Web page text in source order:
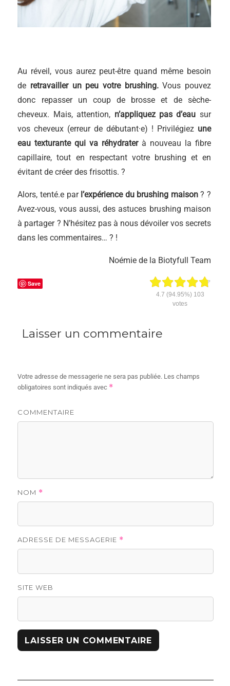
Au réveil, vous aurez peut-être quand même besoin
de retravailler un peu votre brushing.Vous pouvez
donc repasser un coup de brosse et de sèche-
cheveux. Mais, attention, n’appliquez pas d’eau sur
vos cheveux (erreur de débutant·e) ! Privilégiez une
eau texturante qui va réhydraterà nouveau la fibre
capillaire, tout en respectant votre brushing et en
évitant de créer des frisottis. ?
Alors, tenté.e par l’expérience du brushing maison? ?
Avez-vous, vous aussi, des astuces brushing maison
à partager ? N’hésitez pas à nous dévoiler vos secrets
dans les commentaires… ? !
Noémie de la Biotyfull Team
4.7 (94.95%) 103
votes
Save
Laisser un commentaire
Votre adresse de messagerie ne sera pas publiée. Les champs
obligatoires sont indiqués avec *
COMMENTAIRE
NOM *
ADRESSE DE MESSAGERIE *
SITE WEB